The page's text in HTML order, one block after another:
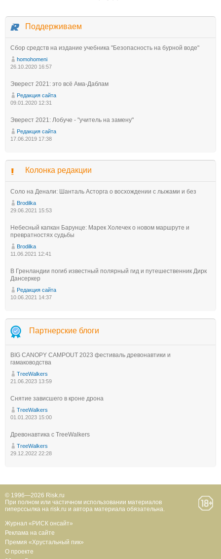
Поддерживаем
Сбор средств на издание учебника "Безопасность на бурной воде"
homohomeni
26.10.2020 16:57
Эверест 2021: это всё Ама-Даблам
Редакция сайта
09.01.2020 12:31
Эверест 2021: Лобуче - "учитель на замену"
Редакция сайта
17.06.2019 17:38
Колонка редакции
Соло на Денали: Шанталь Асторга о восхождении с лыжами и без
Brodilka
29.06.2021 15:53
Небесный капкан Барунце: Марек Холечек о новом маршруте и
превратностях судьбы
Brodilka
11.06.2021 12:41
В Гренландии погиб известный полярный гид и путешественник Дирк
Дансеркер
Редакция сайта
10.06.2021 14:37
Партнерские блоги
BIG CANOPY CAMPOUT 2023 фестиваль древонавтики и
гамаководства
TreeWalkers
21.06.2023 13:59
Снятие зависшего в кроне дрона
TreeWalkers
01.01.2023 15:00
Древонавтика с TreeWalkers
TreeWalkers
29.12.2022 22:28
© 1996—2026 Risk.ru
При полном или частичном использовании материалов
гиперссылка на risk.ru и автора материала обязательна.
Журнал «РИСК онсайт»
Реклама на сайте
Премия «Хрустальный пик»
О проекте